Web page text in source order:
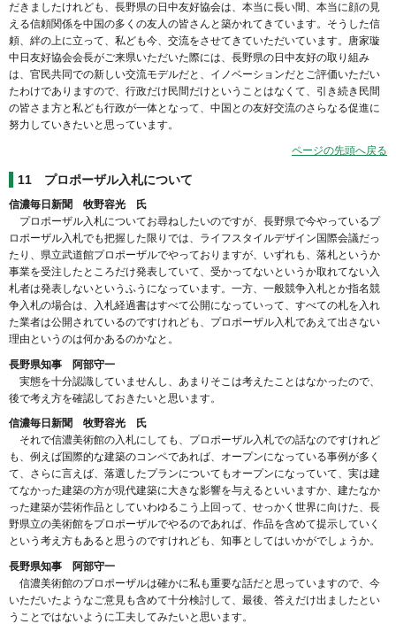
だきましたけれども、長野県の日中友好協会は、本当に長い間、本当に顔の見
える信頼関係を中国の多くの友人の皆さんと築かれてきています。そうした信
頼、絆の上に立って、私ども今、交流をさせてきていただいています。唐家璇
中日友好協会会長がご来県いただいた際には、長野県の日中友好の取り組み
は、官民共同での新しい交流モデルだと、イノベーションだとご評価いただい
たわけでありますので、行政だけ民間だけということはなくて、引き続き民間
の皆さま方と私ども行政が一体となって、中国との友好交流のさらなる促進に
努力していきたいと思っています。
ページの先頭へ戻る
11 プロポーザル入札について
信濃毎日新聞 牧野容光 氏
プロポーザル入札についてお尋ねしたいのですが、長野県で今やっているプ
ロポーザル入札でも把握した限りでは、ライフスタイルデザイン国際会議だっ
たり、県立武道館プロポーザルでやっておりますが、いずれも、落札というか
事業を受注したところだけ発表していて、受かってないというか取れてない入
札者は発表しないというふうになっています。一方、一般競争入札とか指名競
争入札の場合は、入札経過書はすべて公開になっていって、すべての札を入れ
た業者は公開されているのですけれども、プロポーザル入札であえて出さない
理由というのは何かあるのかなと。
長野県知事 阿部守一
実態を十分認識していませんし、あまりそこは考えたことはなかったので、
後で考え方を確認しておきたいと思います。
信濃毎日新聞 牧野容光 氏
それで信濃美術館の入札にしても、プロポーザル入札での話なのですけれど
も、例えば国際的な建築のコンペであれば、オープンになっている事例が多く
て、さらに言えば、落選したプランについてもオープンになっていて、実は建
てなかった建築の方が現代建築に大きな影響を与えるといいますか、建たなか
った建築が芸術作品としていわゆるこう上回って、せっかく世界に向けた、長
野県立の美術館をプロポーザルでやるのであれば、作品を含めて提示していく
という考え方もあると思うのですけれども、知事としてはいかがでしょうか。
長野県知事 阿部守一
信濃美術館のプロポーザルは確かに私も重要な話だと思っていますので、今
いただいたようなご意見も含めて十分検討して、最後、答えだけ出ましたとい
うことではないように工夫してみたいと思います。